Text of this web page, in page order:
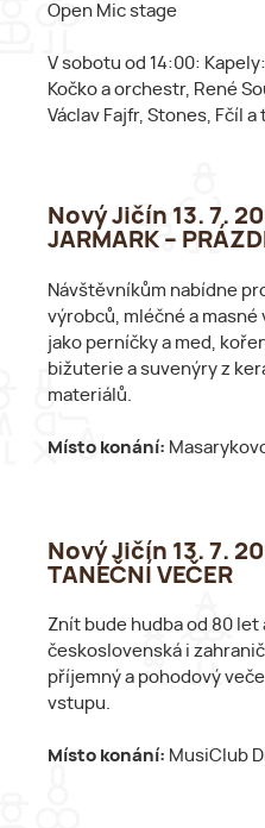
Open Mic stage
V sobotu od 14:00:
Kočko a orchestr, René
Václav Fajfr, Stones, Fčíl a
Nový Jičín 13. 7.
JARMARK –
Návštěvníkům nabídne
výrobců, mléčné a masné
jako perníčky a med,
bižuterie a suvenýry z
materiálů.
Místo konání:
Nový Jičín 13. 7.
TANEČNÍ VEČER
Znít bude hudba od 80 let
československá i
příjemný a pohodový
vstupu.
Místo konání: MusiClub